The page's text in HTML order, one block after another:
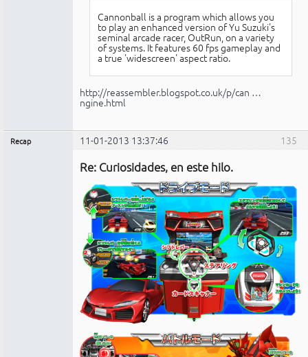
Cannonball is a program which allows you
to play an enhanced version of Yu Suzuki's
seminal arcade racer, OutRun, on a variety
of systems. It features 60 fps gameplay and
a true 'widescreen' aspect ratio.
http://reassembler.blogspot.co.uk/p/can …
ngine.html
135
Recap 11-01-2013 13:37:46
Re: Curiosidades, en este hilo.